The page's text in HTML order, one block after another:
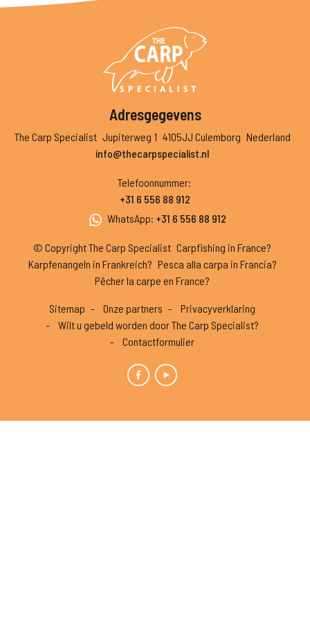
Adresgegevens
The Carp Specialist Jupiterweg 1 4105JJ Culemborg Nederland
info@thecarpspecialist.nl
Telefoonnummer:
+31 6 556 88 912
WhatsApp: +31 6 556 88 912
© Copyright The Carp Specialist Carpfishing in France?
Karpfenangeln in Frankreich? Pesca alla carpa in Francia?
Pêcher la carpe en France?
Sitemap Onze partners
Privacyverklaring
Wilt u gebeld worden door The Carp Specialist?
Contactformulier